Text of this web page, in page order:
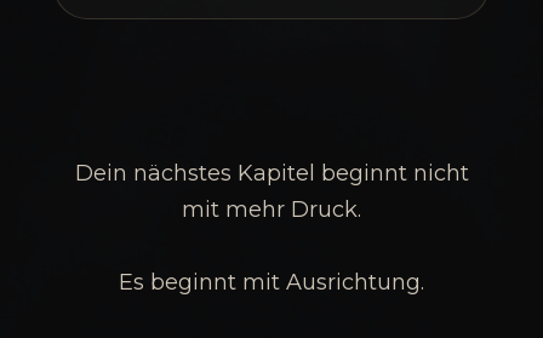
Dein nächstes Kapitel beginnt nicht
mit mehr Druck.
Es beginnt mit Ausrichtung.